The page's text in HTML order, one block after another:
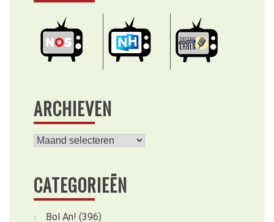
ARCHIEVEN
Archieven
CATEGORIEËN
Bol An! (396)